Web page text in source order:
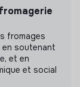
fromages
soutenant
et en
et social